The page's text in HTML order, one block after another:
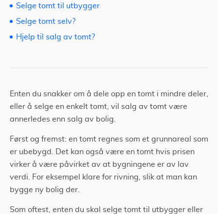
Enten du snakker om å dele opp en tomt i mindre deler,
eller å selge en enkelt tomt, vil salg av tomt være
annerledes enn salg av bolig.
Først og fremst: en tomt regnes som et grunnareal som
er ubebygd. Det kan også være en tomt hvis prisen
virker å være påvirket av at bygningene er av lav
verdi. For eksempel klare for rivning, slik at man kan
bygge ny bolig der.
Som oftest, enten du skal selge tomt til utbygger eller
Selge tomt til utbygger
Selge tomt selv?
Hjelp til salg av tomt?